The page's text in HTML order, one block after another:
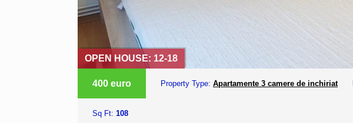
OPEN HOUSE: 12-18
400 euro Property Type: Apartamente 3 camere de inchiriat
Sq Ft: 108